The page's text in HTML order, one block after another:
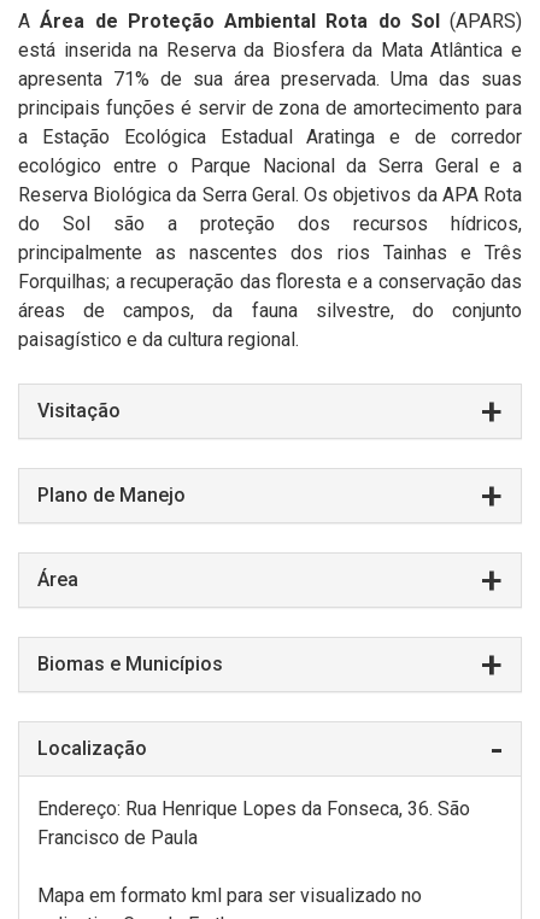
AÁrea de Proteção Ambiental Rota do Sol(APARS)
está inserida na Reserva da Biosfera da Mata Atlântica e
apresenta 71% de sua área preservada. Uma das suas
principais funções é servir de zona de amortecimento para
a Estação Ecológica Estadual Aratinga e de corredor
ecológico entre o Parque Nacional da Serra Geral e a
Reserva Biológica da Serra Geral. Os objetivos da APA Rota
do Sol são a proteção dos recursos hídricos,
principalmente as nascentes dos rios Tainhas e Três
Forquilhas; a recuperação das floresta e a conservação das
áreas de campos, da fauna silvestre, do conjunto
paisagístico e da cultura regional.
Visitação
Plano de Manejo
Área
Biomas e Municípios
Localização
Endereço: Rua Henrique Lopes da Fonseca, 36. São
Francisco de Paula
Mapa em formato kml para ser visualizado no